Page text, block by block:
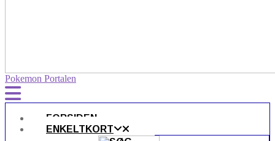
Pokemon Portalen
FORSIDEN
ENKELTKORT